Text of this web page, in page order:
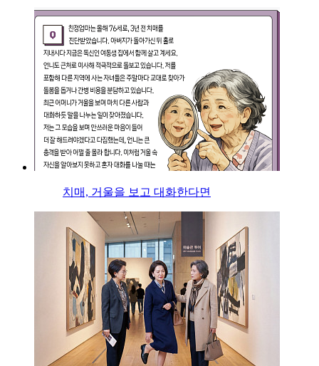
치매, 거울을 보고 대화한다면